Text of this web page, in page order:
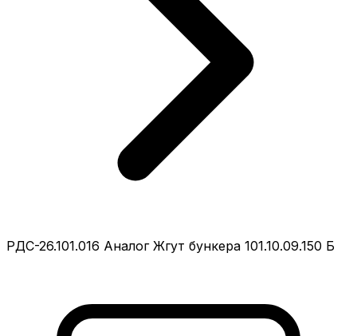
РДС-26.101.016 Аналог Жгут бункера 101.10.09.150 Б